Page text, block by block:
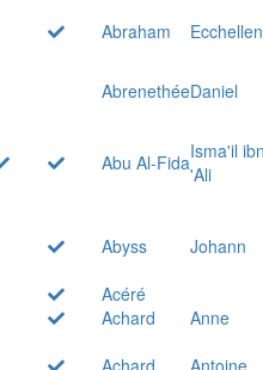
Abraham
AbrenethéeDaniel
Abu Al-FidaIsma'il
'Ali
Abyss
Johann
Acéré
Achard
Anne
Achard
Antoine